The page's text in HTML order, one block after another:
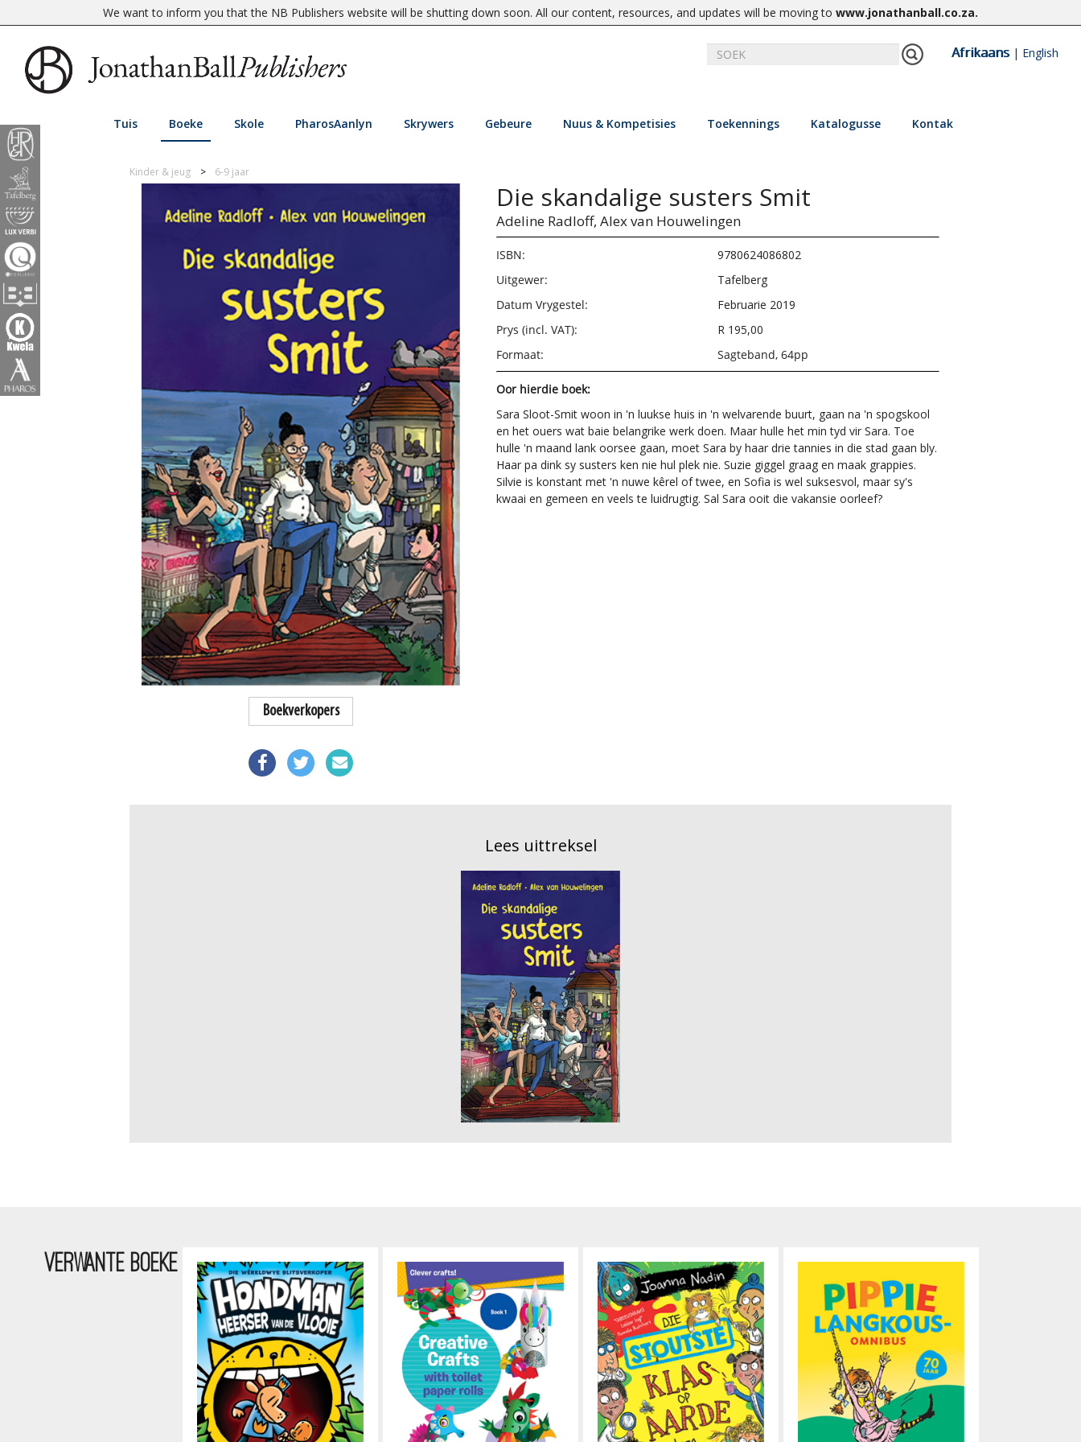
We want to inform you that the NB Publishers website will be shutting down soon. All our content, resources, and updates will be moving to www.jonathanball.co.za.
Afrikaans| English
Tuis Boeke Skole PharosAanlyn Skrywers Gebeure Nuus & Kompetisies Toekennings Katalogusse Kontak
Kinder & jeug 6-9 jaar
Boekverkopers
Die skandalige susters Smit
Adeline Radloff, Alex van Houwelingen
ISBN:
9780624086802
Uitgewer:
Tafelberg
Datum Vrygestel:
Februarie 2019
Prys (incl. VAT):
R 195,00
Formaat:
Sagteband, 64pp
Oor hierdie boek:
Sara Sloot-Smit woon in 'n luukse huis in 'n welvarende buurt, gaan na 'n spogskool
en het ouers wat baie belangrike werk doen. Maar hulle het min tyd vir Sara. Toe
hulle 'n maand lank oorsee gaan, moet Sara by haar drie tannies in die stad gaan bly.
Haar pa dink sy susters ken nie hul plek nie. Suzie giggel graag en maak grappies.
Silvie is konstant met 'n nuwe kêrel of twee, en Sofia is wel suksesvol, maar sy's
kwaai en gemeen en veels te luidrugtig. Sal Sara ooit die vakansie oorleef?
Lees uittreksel
VERWANTE BOEKE